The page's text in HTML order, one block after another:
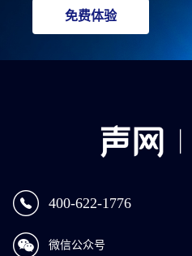
免费体验
400-622-1776
微信公众号